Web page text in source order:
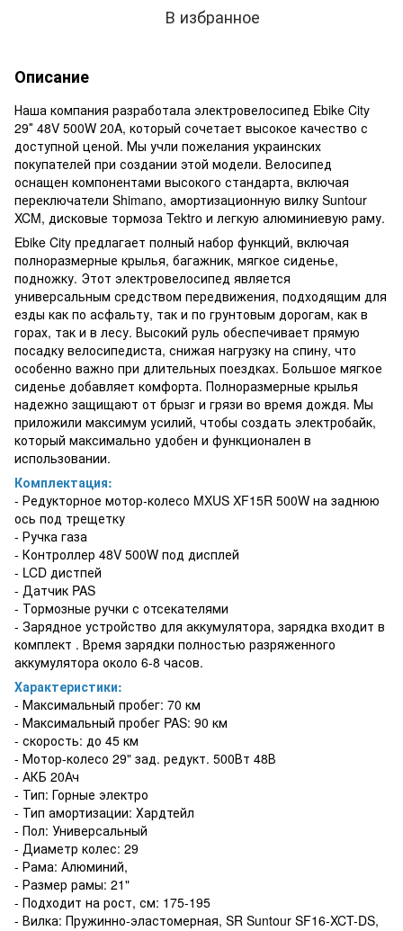
В избранное
Описание
Наша компания разработала электровелосипед Ebike City
29″ 48V 500W 20A, который сочетает высокое качество с
доступной ценой. Мы учли пожелания украинских
покупателей при создании этой модели. Велосипед
оснащен компонентами высокого стандарта, включая
переключатели Shimano, амортизационную вилку Suntour
XCM, дисковые тормоза Tektro и легкую алюминиевую раму.
Ebike City предлагает полный набор функций, включая
полноразмерные крылья, багажник, мягкое сиденье,
подножку. Этот электровелосипед является
универсальным средством передвижения, подходящим для
езды как по асфальту, так и по грунтовым дорогам, как в
горах, так и в лесу. Высокий руль обеспечивает прямую
посадку велосипедиста, снижая нагрузку на спину, что
особенно важно при длительных поездках. Большое мягкое
сиденье добавляет комфорта. Полноразмерные крылья
надежно защищают от брызг и грязи во время дождя. Мы
приложили максимум усилий, чтобы создать электробайк,
который максимально удобен и функционален в
использовании.
Комплектация:
- Редукторное мотор-колесо MXUS XF15R 500W на заднюю
ось под трещетку
- Ручка газа
- Контроллер 48V 500W под дисплей
- LCD дистпей
- Датчик PAS
- Тормозные ручки с отсекателями
- Зарядное устройство для аккумулятора, зарядка входит в
комплект . Время зарядки полностью разряженного
аккумулятора около 6-8 часов.
Характеристики:
- Максимальный пробег: 70 км
- Максимальный пробег PAS: 90 км
- скорость: до 45 км
- Мотор-колесо 29" зад. редукт. 500Вт 48В
- АКБ 20Ач
- Тип: Горные электро
- Тип амортизации: Хардтейл
- Пол: Универсальный
- Диаметр колес: 29
- Рама: Алюминий,
- Размер рамы: 21"
- Подходит на рост, см: 175-195
- Вилка: Пружинно-эластомерная, SR Suntour SF16-XCT-DS,